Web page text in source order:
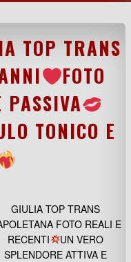
TOP TRANS
FOTO
PASSIVA
TONICO E
GIULIA TOP TRANS
FOTO REALI E
RECENTI
UN VERO
SPLENDORE ATTIVA E